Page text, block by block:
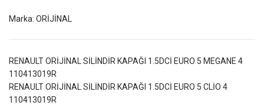
Marka: ORİJİNAL
RENAULT ORİJİNAL SİLİNDİR KAPAĞI 1.5DCİ EURO 5 MEGANE 4
110413019R
RENAULT ORİJİNAL SİLİNDİR KAPAĞI 1.5DCİ EURO 5 CLİO 4
110413019R